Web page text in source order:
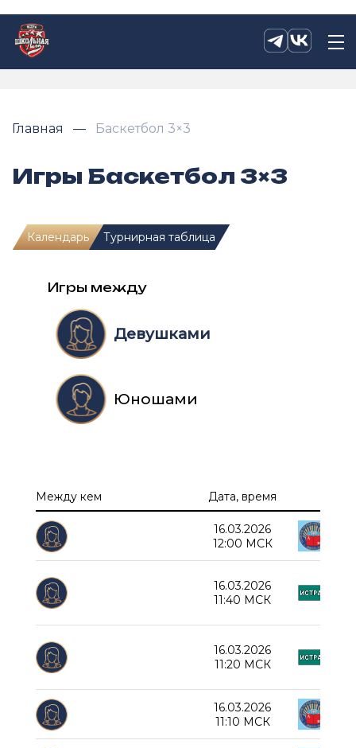
Главная Баскетбол 3×3
Игры Баскетбол 3×3
Календарь Турнирная таблица
Игры между
Девушками
Юношами
Между кем Дата, время
16.03.2026
12:00 МСК
16.03.2026
11:40 МСК
16.03.2026
11:20 МСК
16.03.2026
11:10 МСК